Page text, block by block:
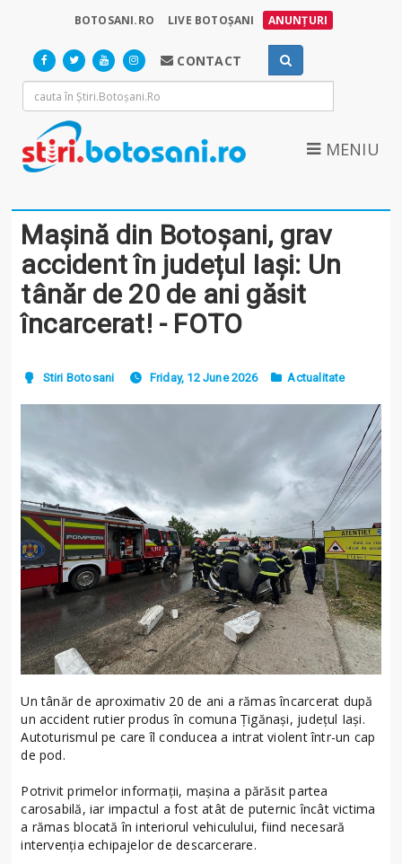
BOTOSANI.RO LIVE BOTOȘANI ANUNȚURI
CONTACT
MENIU
Mașină din Botoșani, grav
accident în județul Iași: Un
tânăr de 20 de ani găsit
încarcerat! - FOTO
Stiri Botosani Friday, 12 June 2026 Actualitate
Un tânăr de aproximativ 20 de ani a rămas încarcerat după
un accident rutier produs în comuna Țigănași, județul Iași.
Autoturismul pe care îl conducea a intrat violent într-un cap
de pod.
Potrivit primelor informații, mașina a părăsit partea
carosabilă, iar impactul a fost atât de puternic încât victima
a rămas blocată în interiorul vehiculului, fiind necesară
intervenția echipajelor de descarcerare.